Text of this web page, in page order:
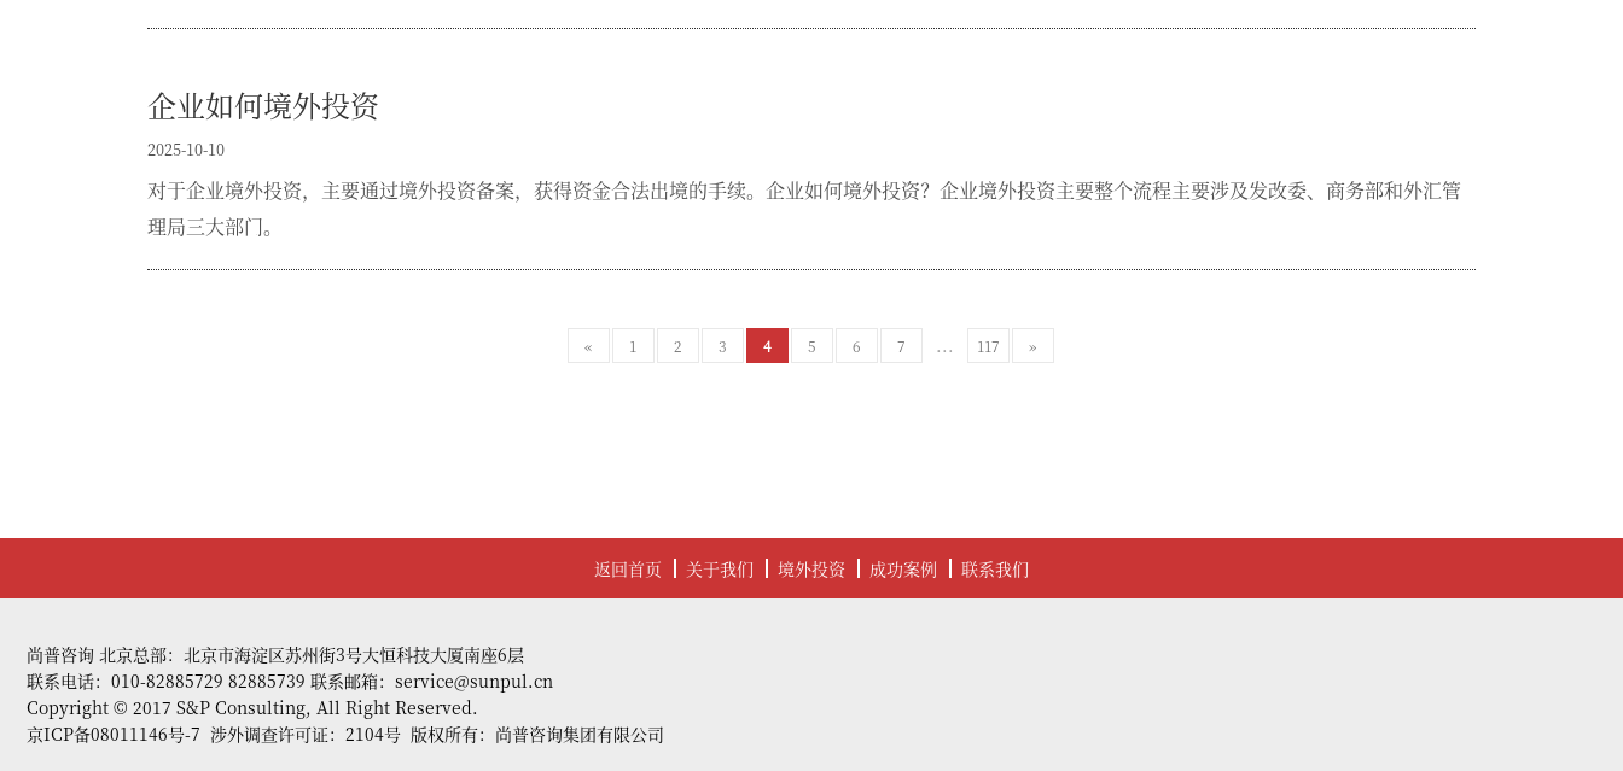
企业如何境外投资
2025-10-10
对于企业境外投资，主要通过境外投资备案，获得资金合法出境的手续。企业如何境外投资？企业境外投资主要整个流程主要涉及发改委、商务部和外汇管
理局三大部门。
« 1 2 3 4 5 6 7 ... 117 »
返回首页 关于我们 境外投资 成功案例 联系我们
尚普咨询 北京总部：北京市海淀区苏州街3号大恒科技大厦南座6层
联系电话：010-82885729 82885739 联系邮箱：service@sunpul.cn
Copyright © 2017 S&P Consulting, All Right Reserved.
京ICP备08011146号-7 涉外调查许可证：2104号 版权所有：尚普咨询集团有限公司